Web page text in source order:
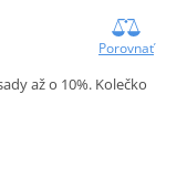
Porovnať
až o 10%. Kolečko